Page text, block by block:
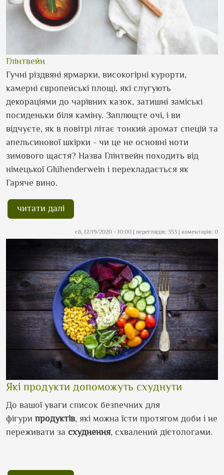
Глінтвейн
Гучні різдвяні ярмарки, високогірні курорти,
камерні європейські площі, які слугують
декораціями до чарівних казок, затишні заміські
посиденьки біля каміну. Заплющте очі, і ви
відчуєте, як в повітрі літає тонкий аромат спецій та
апельсинової шкірки - чи це не основні ноти
зимового щастя? Назва Глінтвейн походить від
німецької Glühenderwein і перекладається як
Гаряче вино.
читати далі
сб, 12/19/2020 - 10:00 | переглядів: 353 | коментарів: 0
Які продукти допоможуть схуднути
До вашої уваги список безпечних для
фігури продуктів, які можна їсти протягом доби і не
переживати за схуднення, схвалений дієтологами.